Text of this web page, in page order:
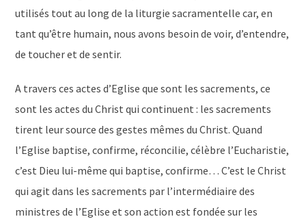
utilisés tout au long de la liturgie sacramentelle car, en
tant qu’être humain, nous avons besoin de voir, d’entendre,
de toucher et de sentir.
A travers ces actes d’Eglise que sont les sacrements, ce
sont les actes du Christ qui continuent : les sacrements
tirent leur source des gestes mêmes du Christ. Quand
l’Eglise baptise, confirme, réconcilie, célèbre l’Eucharistie,
c’est Dieu lui-même qui baptise, confirme… C’est le Christ
qui agit dans les sacrements par l’intermédiaire des
ministres de l’Eglise et son action est fondée sur les